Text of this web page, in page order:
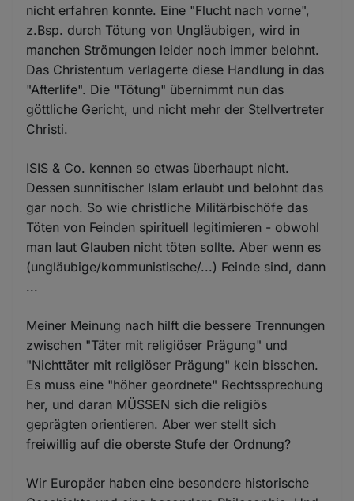
nicht erfahren konnte. Eine "Flucht nach vorne",
z.Bsp. durch Tötung von Ungläubigen, wird in
manchen Strömungen leider noch immer belohnt.
Das Christentum verlagerte diese Handlung in das
"Afterlife". Die "Tötung" übernimmt nun das
göttliche Gericht, und nicht mehr der Stellvertreter
Christi.
ISIS & Co. kennen so etwas überhaupt nicht.
Dessen sunnitischer Islam erlaubt und belohnt das
gar noch. So wie christliche Militärbischöfe das
Töten von Feinden spirituell legitimieren - obwohl
man laut Glauben nicht töten sollte. Aber wenn es
(ungläubige/kommunistische/...) Feinde sind, dann
...
Meiner Meinung nach hilft die bessere Trennungen
zwischen "Täter mit religiöser Prägung" und
"Nichttäter mit religiöser Prägung" kein bisschen.
Es muss eine "höher geordnete" Rechtssprechung
her, und daran MÜSSEN sich die religiös
geprägten orientieren. Aber wer stellt sich
freiwillig auf die oberste Stufe der Ordnung?
Wir Europäer haben eine besondere historische